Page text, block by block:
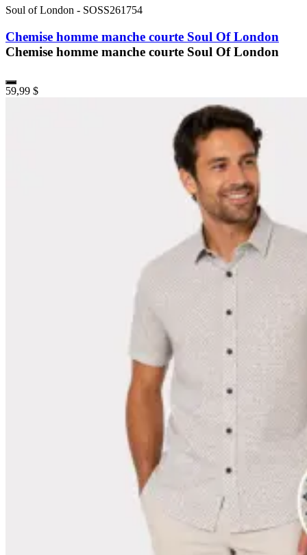
Soul of London - SOSS261754
Chemise homme manche courte Soul Of London
Chemise homme manche courte Soul Of London
59,99 $